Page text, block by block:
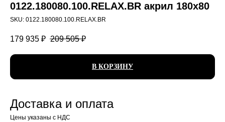
0122.180080.100.RELAX.BR акрил 180х80
SKU: 0122.180080.100.RELAX.BR
179 935 ₽ 209 505 ₽
В КОРЗИНУ
Доставка и оплата
Цены указаны с НДС